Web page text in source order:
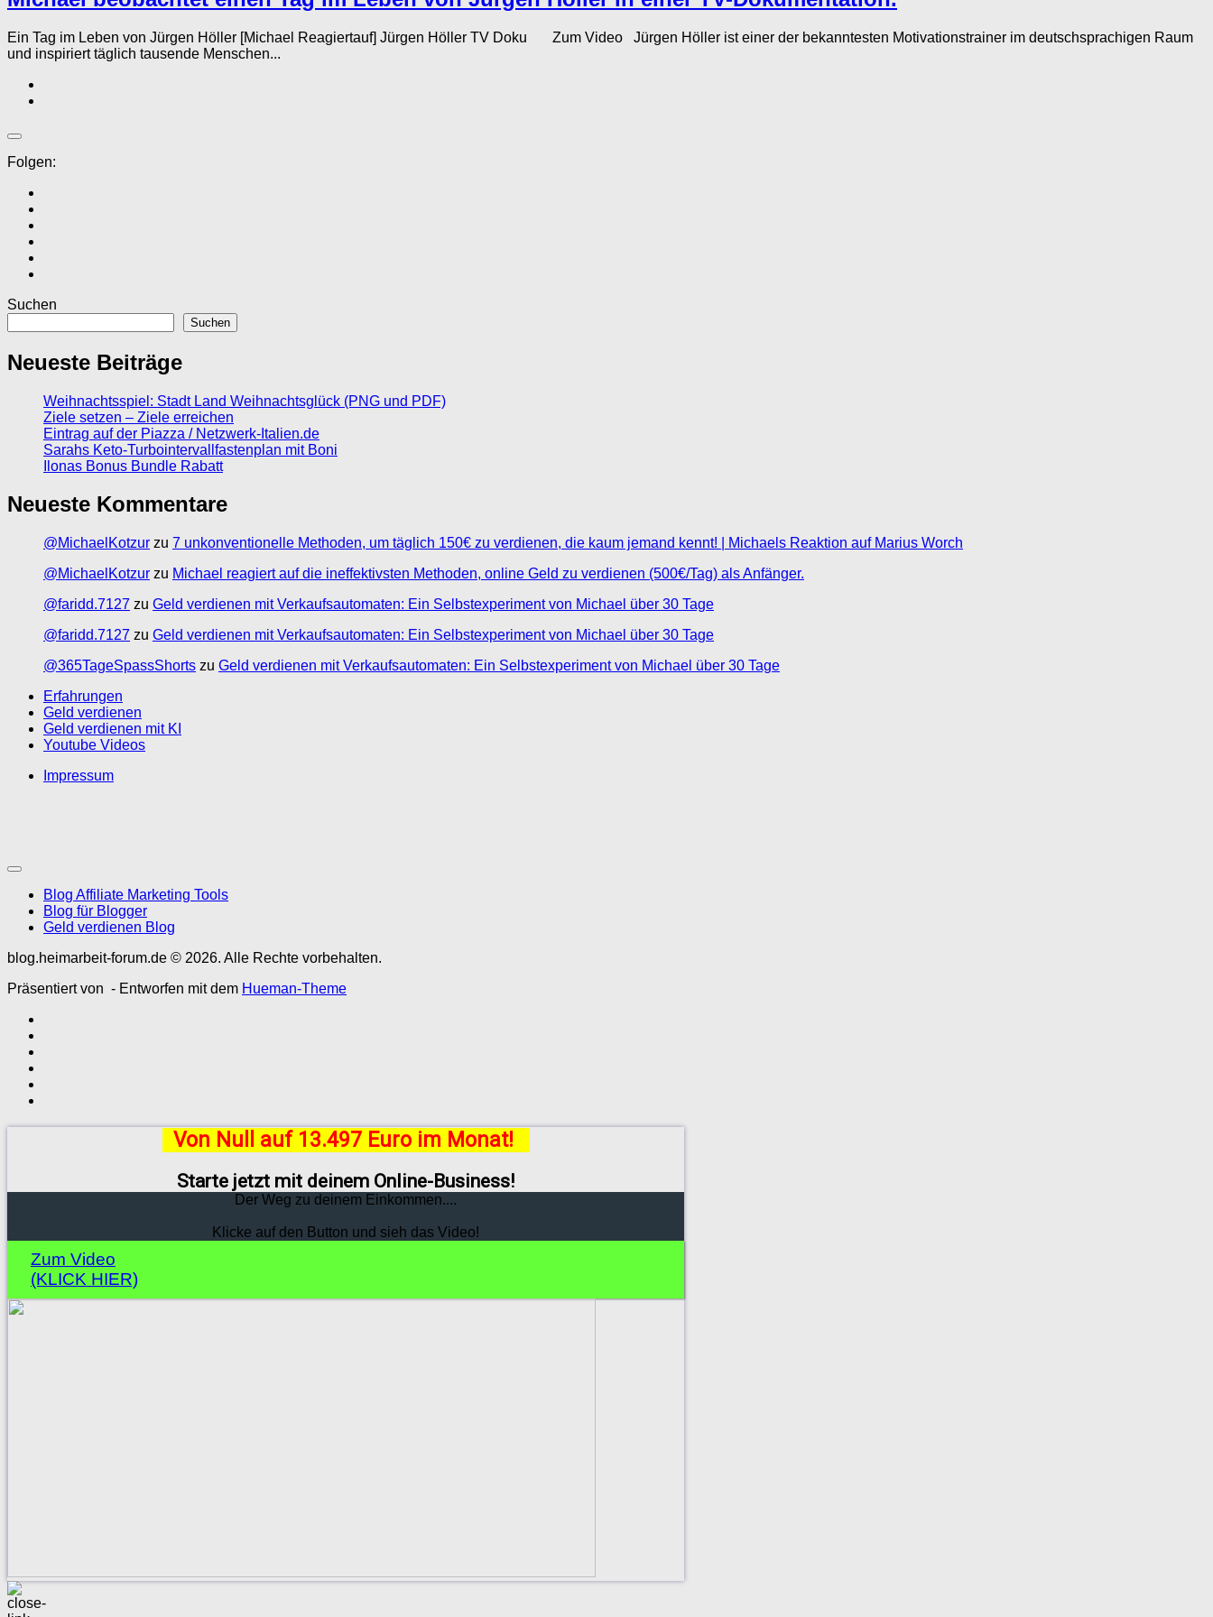
Ein Tag im Leben von Jürgen Höller [Michael Reagiertauf] Jürgen Höller TV Doku Zum Video Jürgen Höller ist einer der bekanntesten Motivationstrainer im deutschsprachigen Raum
und inspiriert täglich tausende Menschen...
Folgen:
Suchen
Suchen
Neueste Beiträge
Weihnachtsspiel: Stadt Land Weihnachtsglück (PNG und PDF)
Ziele setzen – Ziele erreichen
Eintrag auf der Piazza / Netzwerk-Italien.de
Sarahs Keto-Turbointervallfastenplan mit Boni
Ilonas Bonus Bundle Rabatt
Neueste Kommentare
@MichaelKotzur zu 7 unkonventionelle Methoden, um täglich 150€ zu verdienen, die kaum jemand kennt! | Michaels Reaktion auf Marius Worch
@MichaelKotzur zu Michael reagiert auf die ineffektivsten Methoden, online Geld zu verdienen (500€/Tag) als Anfänger.
@faridd.7127 zu Geld verdienen mit Verkaufsautomaten: Ein Selbstexperiment von Michael über 30 Tage
@faridd.7127 zu Geld verdienen mit Verkaufsautomaten: Ein Selbstexperiment von Michael über 30 Tage
@365TageSpassShorts zu Geld verdienen mit Verkaufsautomaten: Ein Selbstexperiment von Michael über 30 Tage
Erfahrungen
Geld verdienen
Geld verdienen mit KI
Youtube Videos
Impressum
Blog Affiliate Marketing Tools
Blog für Blogger
Geld verdienen Blog
blog.heimarbeit-forum.de © 2026. Alle Rechte vorbehalten.
Präsentiert von - Entworfen mit dem Hueman-Theme
Von Null auf 13.497 Euro im Monat!
Starte jetzt mit deinem Online-Business!
Der Weg zu deinem Einkommen....
Klicke auf den Button und sieh das Video!
Zum Video
(KLICK HIER)